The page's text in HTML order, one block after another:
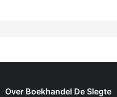
Over Boekhandel De Slegte